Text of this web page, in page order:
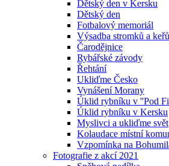
Dětský den v Kersku
Dětský den
Fotbalový memoriál
Výsadba stromků a
Čarodějnice
Rybářské závody
Řehtání
Ukliďme Česko
Vynášení Morany
Úklid rybníku v ''Pod
Úklid rybníku v Kersku
Myslivci a ukliďme svět
Kolaudace místní
Vzpomínka na
Fotografie z akcí 2021